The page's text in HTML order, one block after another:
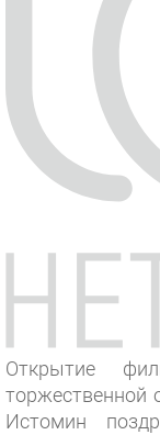
Открытие
торжественной
Истомин